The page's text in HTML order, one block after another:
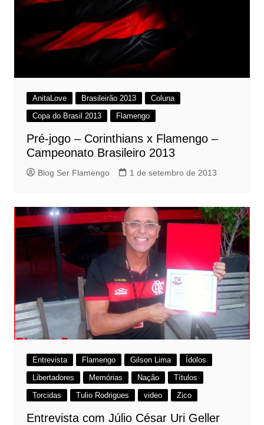
AnitaLove Brasileirão 2013
Coluna
Copa do Brasil 2013
Flamengo
Pré-jogo – Corinthians x Flamengo –
Campeonato Brasileiro 2013
Blog Ser Flamengo 1 de setembro de 2013
Entrevista Flamengo Gilson Lima
Ídolos
Libertadores
Memórias Nação
Títulos
Torcidas
Tulio Rodrigues video Zico
Entrevista com Júlio César Uri Geller